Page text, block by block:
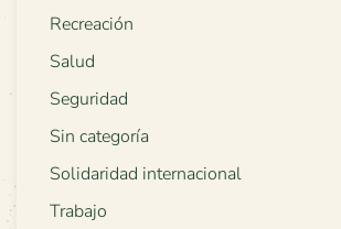
Recreación
Salud
Seguridad
Sin categoría
Solidaridad internacional
Trabajo